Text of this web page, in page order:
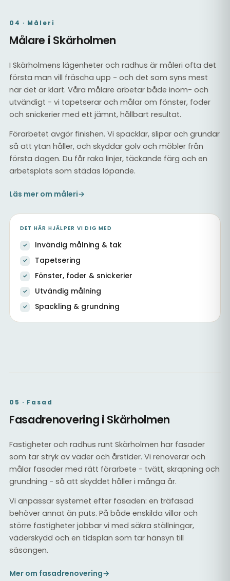
04 · Måleri
Målare i Skärholmen
I Skärholmens lägenheter och radhus är måleri ofta det
första man vill fräscha upp - och det som syns mest
när det är klart. Våra målare arbetar både inom- och
utvändigt - vi tapetserar och målar om fönster, foder
och snickerier med ett jämnt, hållbart resultat.
Förarbetet avgör finishen. Vi spacklar, slipar och grundar
så att ytan håller, och skyddar golv och möbler från
första dagen. Du får raka linjer, täckande färg och en
arbetsplats som städas löpande.
Läs mer om måleri→
DET HÄR HJÄLPER VI DIG MED
Invändig målning & tak
Tapetsering
Fönster, foder & snickerier
Utvändig målning
Spackling & grundning
Ommålad trapphall med vita snickerier och tak
05 · Fasad
Fasadrenovering i Skärholmen
Fastigheter och radhus runt Skärholmen har fasader
som tar stryk av väder och årstider. Vi renoverar och
målar fasader med rätt förarbete - tvätt, skrapning och
grundning - så att skyddet håller i många år.
Vi anpassar systemet efter fasaden: en träfasad
behöver annat än puts. På både enskilda villor och
större fastigheter jobbar vi med säkra ställningar,
väderskydd och en tidsplan som tar hänsyn till
säsongen.
Mer om fasadrenovering→